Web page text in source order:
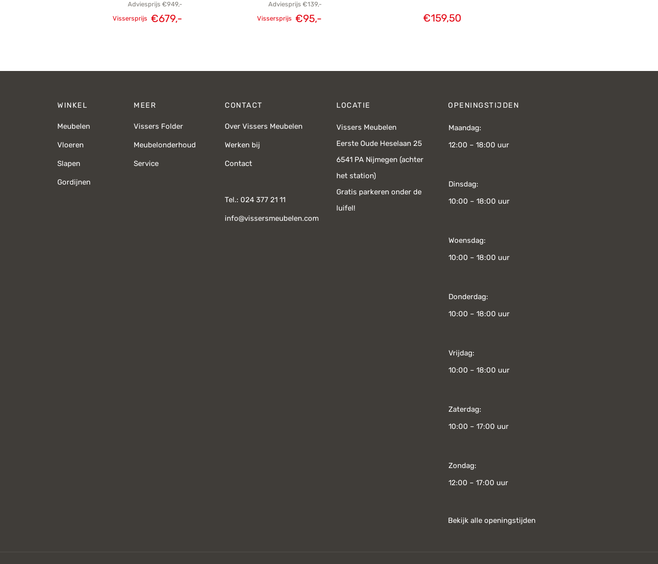
Adviesprijs €949,-
Vissersprijs €679,-
Adviesprijs €139,-
Oorspronkelijke
Vissersprijs €95,- €159,50
WINKEL
Meubelen
Vloeren
Slapen
Gordijnen
MEER
Vissers Folder
Meubelonderhoud
Service
CONTACT
Over Vissers Meubelen
Werken bij
Contact
Tel.: 024 377 21 11
info@vissersmeubelen.com
LOCATIE
Vissers Meubelen
Eerste Oude Heselaan 25
6541 PA Nijmegen (achter
het station)
Gratis parkeren onder de
luifel!
OPENINGSTIJDEN
Maandag:
12:00 – 18:00 uur
Dinsdag:
10:00 – 18:00 uur
Woensdag:
10:00 – 18:00 uur
Donderdag:
10:00 – 18:00 uur
Vrijdag:
10:00 – 18:00 uur
Zaterdag:
10:00 – 17:00 uur
Zondag:
12:00 – 17:00 uur
Bekijk alle openingstijden